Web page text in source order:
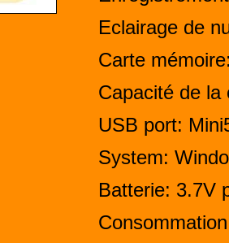
Eclairage de
Carte
Capacité de
USB port:
System:
Batterie: 3.7V